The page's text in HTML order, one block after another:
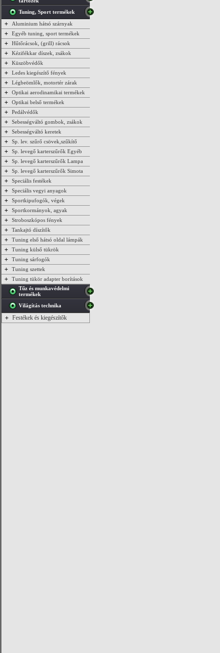
Tuning, Sport termékek
+ Aluminium hátsó szárnyak
+ Egyéb tuning, sport termékek
+ Hűtőrácsok, (grill) rácsok
+ Kézifékkar díszek, zsákok
+ Küszöbvédők
+ Ledes kiegészítő fények
+ Légbeömlők, motortér zárak
+ Optikai aerodinamikai termékek
+ Optikai belső termékek
+ Pedálvédők
+ Sebességváltó gombok, zsákok
+ Sebességváltó keretek
+ Sp. lev. szűrő csövek,szűkítő
+ Sp. levegő karterszűrők Egyéb
+ Sp. levegő karterszűrők Lampa
+ Sp. levegő karterszűrők Simota
+ Speciális festékek
+ Speciális vegyi anyagok
+ Sportkipufogók, végek
+ Sportkormányok, agyak
+ Stroboszkópos fények
+ Tankajtó díszítők
+ Tuning első hátsó oldal lámpák
+ Tuning külső tükrök
+ Tuning sárfogók
+ Tuning szettek
+
Tuning tükör adapter borítások
Tűz és munkavédelmi
termékek
Világítás technika
+ Festékek és kiegészítők